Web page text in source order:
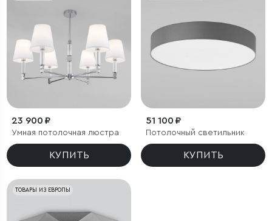
23 900 ₽
Умная потолочная люстра
КУПИТЬ
51 100 ₽
Потолочный светильник
КУПИТЬ
ТОВАРЫ ИЗ ЕВРОПЫ